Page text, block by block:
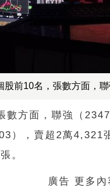
前10名，張數方面，
數方面， 聯強（ 2347
），賣超 2萬4,321
張。
廣告 更多